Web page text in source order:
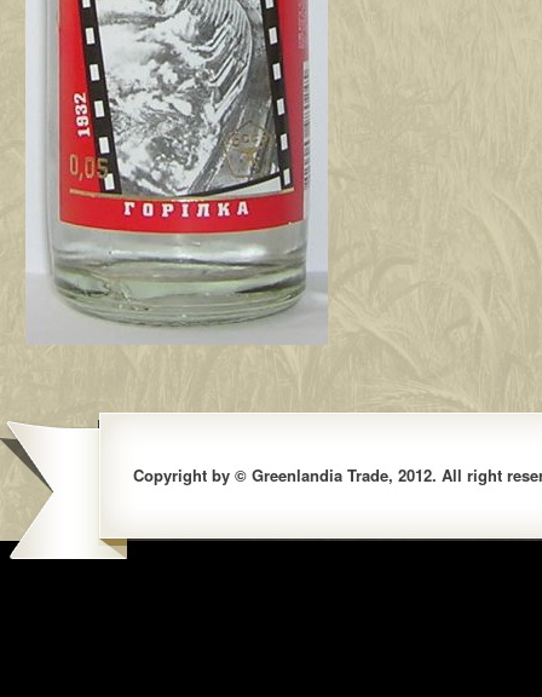
Copyright by © Greenlandia Trade, 2012. All right